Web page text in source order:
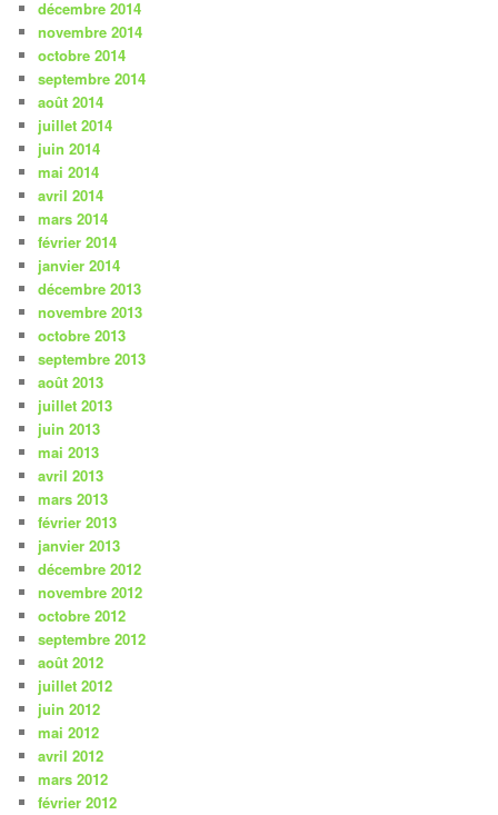
décembre 2014
novembre 2014
octobre 2014
septembre 2014
août 2014
juillet 2014
juin 2014
mai 2014
avril 2014
mars 2014
février 2014
janvier 2014
décembre 2013
novembre 2013
octobre 2013
septembre 2013
août 2013
juillet 2013
juin 2013
mai 2013
avril 2013
mars 2013
février 2013
janvier 2013
décembre 2012
novembre 2012
octobre 2012
septembre 2012
août 2012
juillet 2012
juin 2012
mai 2012
avril 2012
mars 2012
février 2012